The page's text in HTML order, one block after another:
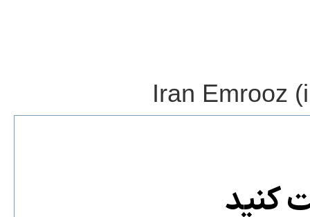
Iran Emrooz
کنید